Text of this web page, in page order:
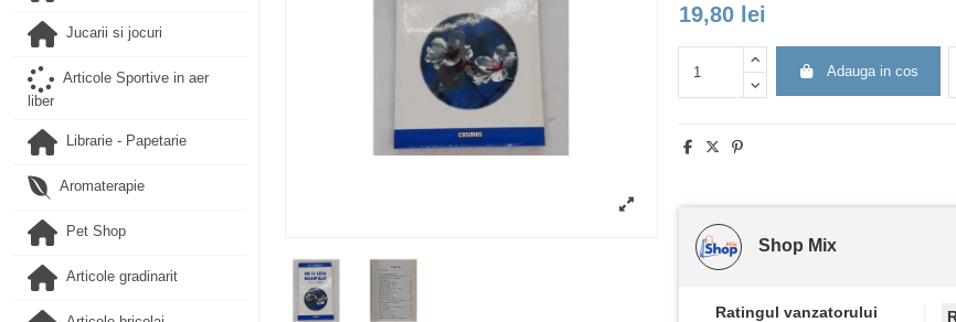
19,80 lei
Adauga in cos
Shop Mix
Ratingul vanzatorului
Jucarii si jocuri
Articole Sportive in aer
liber
Librarie - Papetarie
Aromaterapie
Pet Shop
Articole gradinarit